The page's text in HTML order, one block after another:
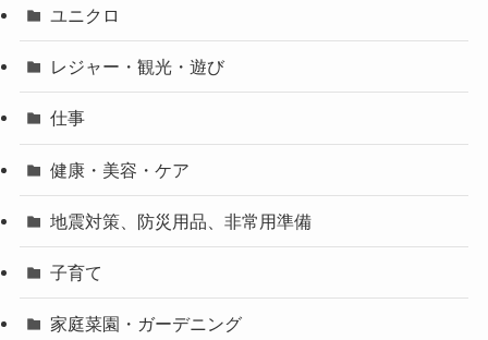
ユニクロ
レジャー・観光・遊び
仕事
健康・美容・ケア
地震対策、防災用品、非常用準備
子育て
家庭菜園・ガーデニング